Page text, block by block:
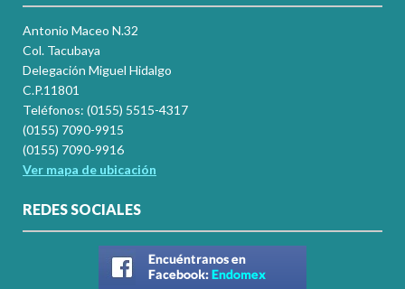
Antonio Maceo N.32
Col. Tacubaya
Delegación Miguel Hidalgo
C.P.11801
Teléfonos: (0155) 5515-4317
(0155) 7090-9915
(0155) 7090-9916
Ver mapa de ubicación
REDES SOCIALES